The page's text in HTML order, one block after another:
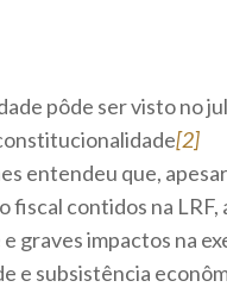
pôde ser visto no
[2]
entendeu que,
contidos na LRF,
graves impactos na
e subsistência